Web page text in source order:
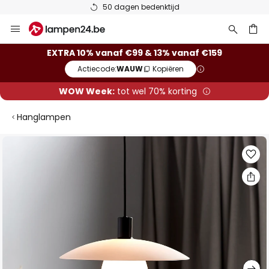
50 dagen bedenktijd
naar
EXTRA 10% vanaf €99 & 13% vanaf €159
Actiecode:WAUW Kopiëren
WOW Week:tot wel 70% korting
Hanglampen